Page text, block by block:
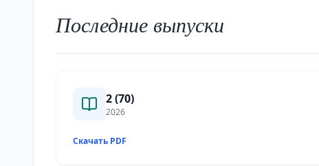
Последние выпуски
2 (70)
2026
Скачать PDF